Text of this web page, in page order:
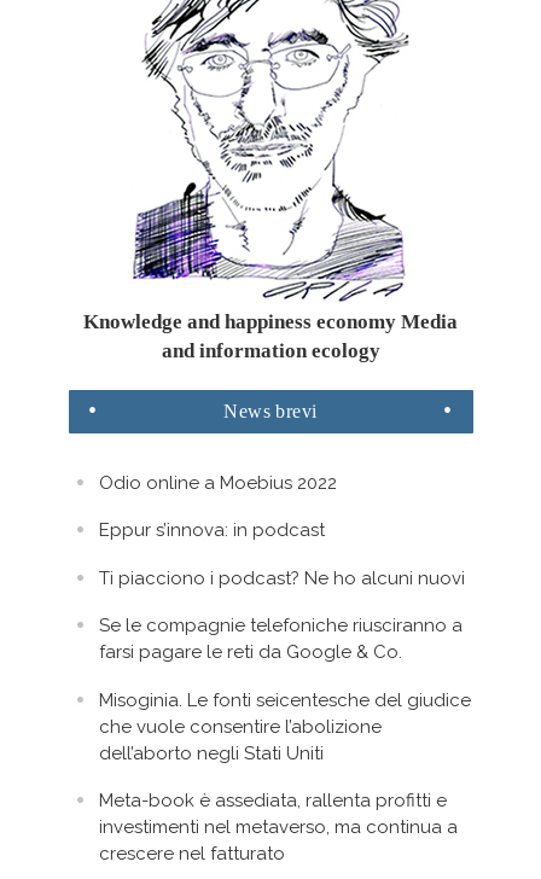
Knowledge and happiness economy Media
and information ecology
News brevi
Odio online a Moebius 2022
Eppur s’innova: in podcast
Ti piacciono i podcast? Ne ho alcuni nuovi
Se le compagnie telefoniche riusciranno a
farsi pagare le reti da Google & Co.
Misoginia. Le fonti seicentesche del giudice
che vuole consentire l’abolizione
dell’aborto negli Stati Uniti
Meta-book è assediata, rallenta profitti e
investimenti nel metaverso, ma continua a
crescere nel fatturato